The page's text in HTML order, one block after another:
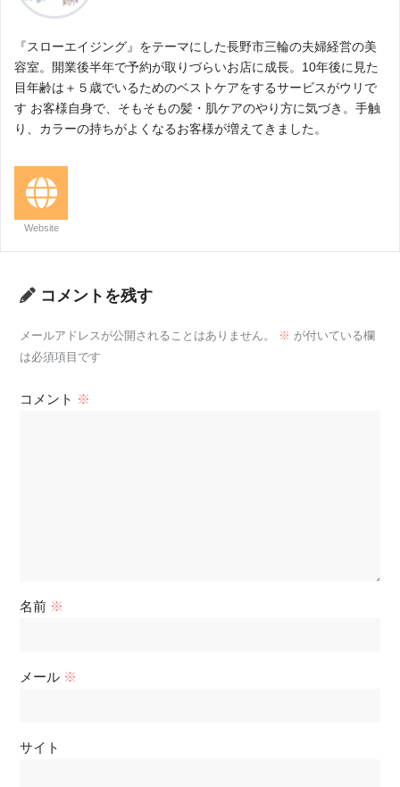
『スローエイジング』をテーマにした長野市三輪の夫婦経営の美
容室。開業後半年で予約が取りづらいお店に成長。10年後に見た
目年齢は＋５歳でいるためのベストケアをするサービスがウリで
す お客様自身で、そもそもの髪・肌ケアのやり方に気づき。手触
り、カラーの持ちがよくなるお客様が増えてきました。
Website
コメントを残す
メールアドレスが公開されることはありません。 ※ が付いている欄
は必須項目です
コメント ※
名前 ※
メール ※
サイト